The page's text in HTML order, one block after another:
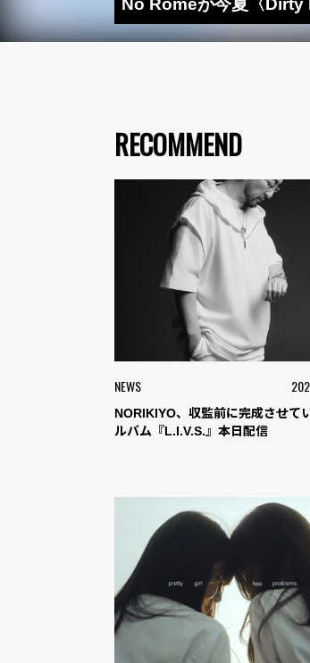
No Romeが今夏〈
RECOMMEND
NEWS
NORIKIYO、収監前に完成させて
ルバム『L.I.V.S.』本日配信